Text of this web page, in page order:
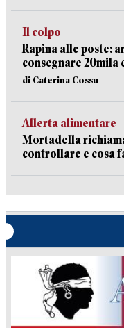
Il colpo
Rapina alle poste:
consegnare 20mila
di Caterina Cossu
Allerta alimentare
Mortadella
controllare e cosa